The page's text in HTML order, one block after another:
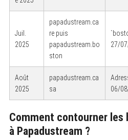
Juil.
2025
papadustream.ca
re puis
papadustream.bo
ston
27/
Août
2025
papadustream.ca
sa
06/
Comment contourner les
à Papadustream ?